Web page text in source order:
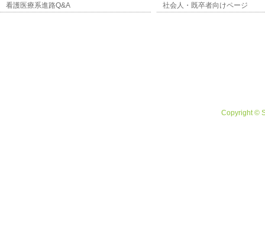
看護医療系進路Q&A
社会人・既卒者向けページ
Copyright ©